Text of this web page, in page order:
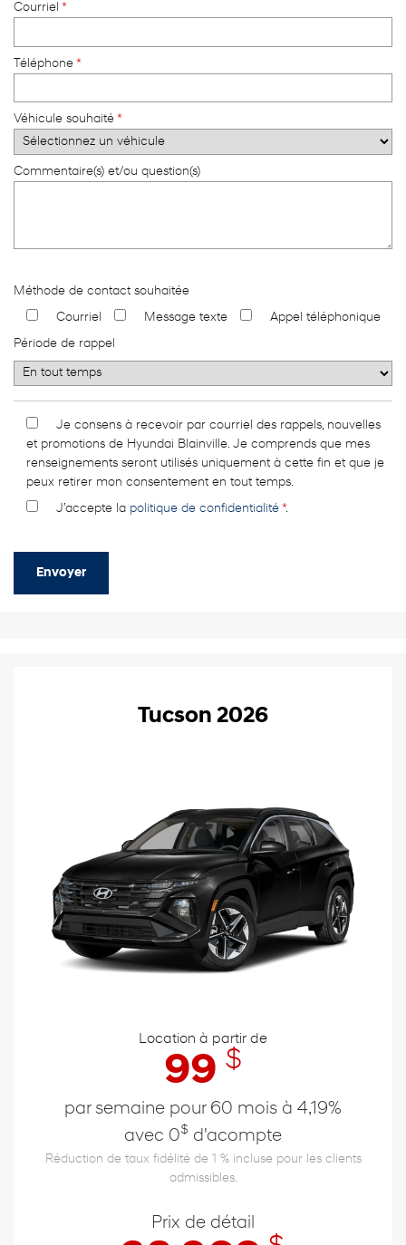
Courriel *
Téléphone *
Véhicule souhaité *
Commentaire(s) et/ou question(s)
Méthode de contact souhaitée
Courriel
Message texte
Appel téléphonique
Période de rappel
Je consens à recevoir par courriel des rappels, nouvelles
et promotions de Hyundai Blainville. Je comprends que mes
renseignements seront utilisés uniquement à cette fin et que je
peux retirer mon consentement en tout temps.
J’accepte la politique de confidentialité *.
Tucson 2026
Location à partir de
99 $
par semaine pour 60 mois à 4,19%
avec 0$ d'acompte
Réduction de taux fidélité de 1 % incluse pour les clients
admissibles.
Prix de détail